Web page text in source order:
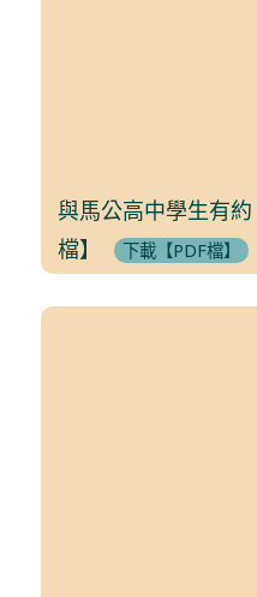
與馬公高中學生有
檔】
下載【PDF檔】